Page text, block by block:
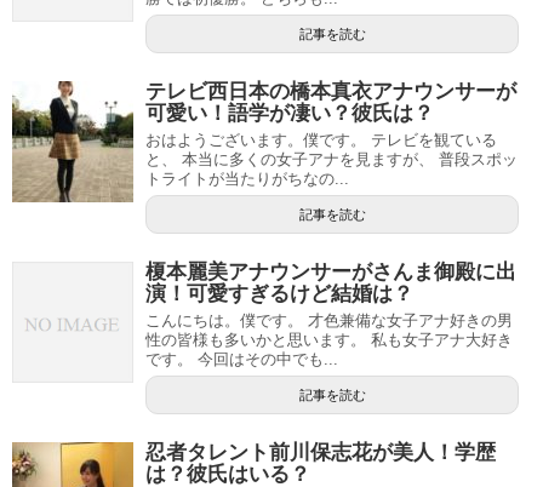
記事を読む
テレビ西日本の橋本真衣アナウンサーが
可愛い！語学が凄い？彼氏は？
おはようございます。僕です。 テレビを観ている
と、 本当に多くの女子アナを見ますが、 普段スポッ
トライトが当たりがちなの...
記事を読む
榎本麗美アナウンサーがさんま御殿に出
演！可愛すぎるけど結婚は？
こんにちは。僕です。 才色兼備な女子アナ好きの男
性の皆様も多いかと思います。 私も女子アナ大好き
です。 今回はその中でも...
記事を読む
忍者タレント前川保志花が美人！学歴
は？彼氏はいる？